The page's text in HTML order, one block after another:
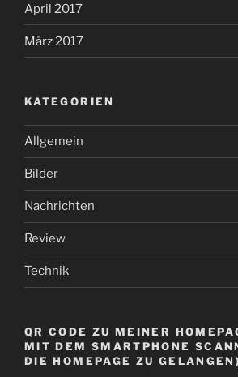
April 2017
März 2017
KATEGORIEN
Allgemein
Bilder
Nachrichten
Review
Technik
QR CODE ZU MEINER
MIT DEM SMARTPHONE
DIE HOMEPAGE ZU GELANGEN)